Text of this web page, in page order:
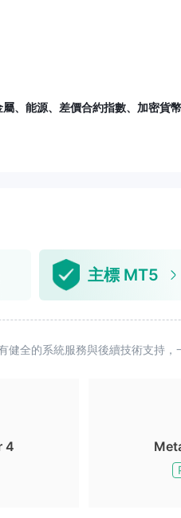
屬、能源、差價合約指數、加密貨幣
主標 MT5
健全的系統服務與後續技術支持
4